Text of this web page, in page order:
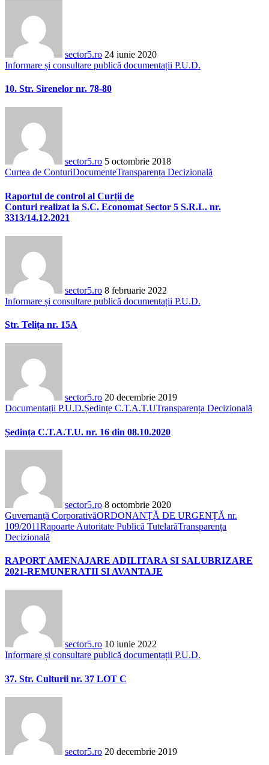
sector5.ro 24 iunie 2020
Informare și consultare publică documentații P.U.D.
10. Str. Sirenelor nr. 78-80
sector5.ro 5 octombrie 2018
Curtea de ConturiDocumenteTransparența Decizională
Raportul de control al Curții de
Conturi realizat la S.C. Economat Sector 5 S.R.L. nr.
3313/14.12.2021
sector5.ro 8 februarie 2022
Informare și consultare publică documentații P.U.D.
Str. Telița nr. 15A
sector5.ro 20 decembrie 2019
Documentații P.U.D.Ședințe C.T.A.T.UTransparența Decizională
Ședința C.T.A.T.U. nr. 16 din 08.10.2020
sector5.ro 8 octombrie 2020
Guvernanță CorporativăORDONANȚĂ DE URGENȚĂ nr.
109/2011Rapoarte Autoritate Publică TutelarăTransparența
Decizională
RAPORT AMENAJARE ADILITARA SI SALUBRIZARE
2021-REMUNERATII SI AVANTAJE
sector5.ro 10 iunie 2022
Informare și consultare publică documentații P.U.D.
37. Str. Culturii nr. 37 LOT C
sector5.ro 20 decembrie 2019